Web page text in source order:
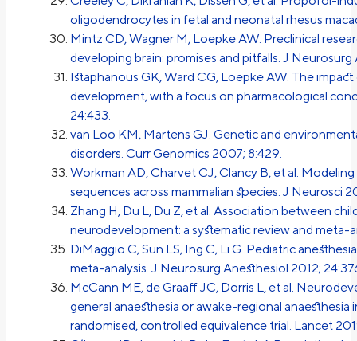
oligodendrocytes in fetal and neonatal rhesus
Mintz CD, Wagner M, Loepke AW. Preclinical
developing brain: promises and pitfalls. J
Istaphanous GK, Ward CG, Loepke AW. The
development, with a focus on pharmacological
24:433.
van Loo KM, Martens GJ. Genetic and
disorders. Curr Genomics 2007; 8:429.
Workman AD, Charvet CJ, Clancy B, et al.
sequences across mammalian species. J Neurosci
Zhang H, Du L, Du Z, et al. Association between
neurodevelopment: a systematic review and meta-
DiMaggio C, Sun LS, Ing C, Li G. Pediatric
meta-analysis. J Neurosurg Anesthesiol 2012;
McCann ME, de Graaff JC, Dorris L, et al.
general anaesthesia or awake-regional
randomised, controlled equivalence trial. Lancet